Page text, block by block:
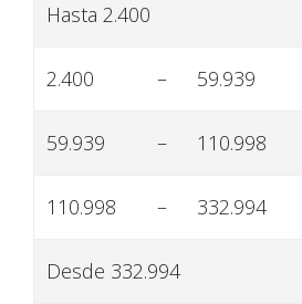
Hasta 2.400
2.400 – 59.939
59.939 – 110.998
110.998 – 332.994
Desde 332.994